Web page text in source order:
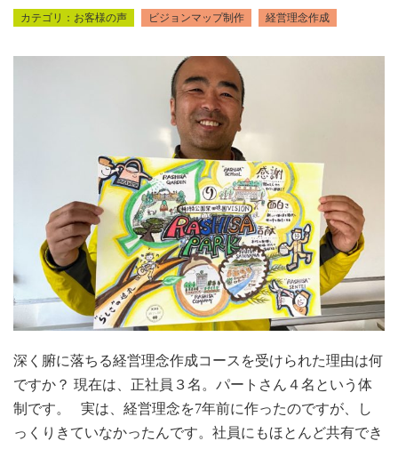
お客様の声 ビジョンマップ制作 経営理念作成
深く腑に落ちる経営理念作成コースを受けられた理由は何
ですか？ 現在は、正社員３名。パートさん４名という体
制です。 実は、経営理念を7年前に作ったのですが、し
っくりきていなかったんです。社員にもほとんど共有でき